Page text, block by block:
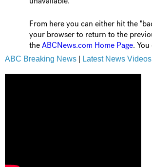
ABC Breaking News Latest News Videos